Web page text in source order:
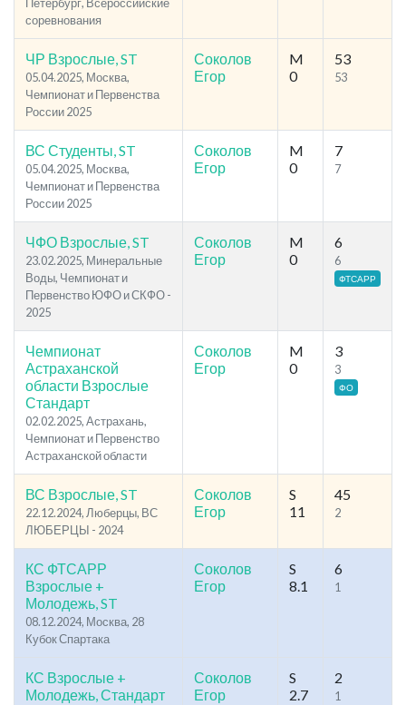
соревнования
ЧР Взрослые, ST
05.04.2025, Москва,
Чемпионат и Первенства
России 2025
Соколов
Егор
M
0
53
53
ВС Студенты, ST
05.04.2025, Москва,
Чемпионат и Первенства
России 2025
Соколов
Егор
M
0
7
7
ЧФО Взрослые, ST
23.02.2025, Минеральные
Воды, Чемпионат и
Первенство ЮФО и СКФО -
2025
Соколов
Егор
M
0
6
6
ФТСАРР
Чемпионат
Астраханской
области Взрослые
Стандарт
02.02.2025, Астрахань,
Чемпионат и Первенство
Астраханской области
Соколов
Егор
M
0
3
3
ФО
ВС Взрослые, ST
22.12.2024, Люберцы, ВС
ЛЮБЕРЦЫ - 2024
Соколов
Егор
S
11
45
2
КС ФТСАРР
Взрослые +
Молодежь, ST
08.12.2024, Москва, 28
Кубок Спартака
Соколов
Егор
S
8.1
6
1
КС Взрослые +
Молодежь, Стандарт
Соколов
Егор
S
2.7
2
1